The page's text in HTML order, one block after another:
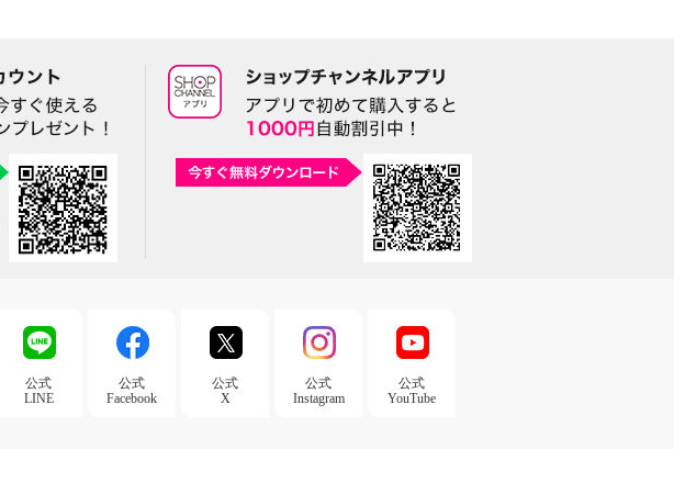
公式
LINE
公式
Facebook
公式
X
公式
Instagram
公式
YouTube